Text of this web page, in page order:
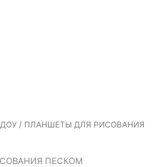
/ ПЛАНШЕТЫ ДЛЯ РИСОВАНИЯ
ПЕСКОМ